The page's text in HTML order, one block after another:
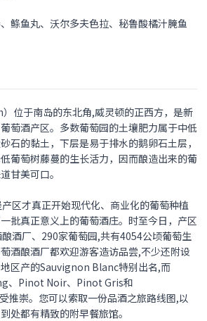
鲦鱼丸、沃尔多夫色拉、秘鲁酸橘汁腌鱼
位于南岛的东北角,威灵顿的正西方，是新
萄酒产区。多数葡萄园的土壤肥力属于中低
石的黏土，下层是易于排水的鹅卵石土层，
葡萄树藤蔓的生长活力，因而酿造出来的葡
甘美可口。
区才真正开始现代化、商业化的葡萄种植
批真正意义上的葡萄酒庄。时至今日，产区
酒厂、290家葡萄园,共有4054公顷葡萄生
酒酿酒厂都欢迎游客造访品尝,不少还附设
区产的Sauvignon Blanc特别出名,而
、Pinot Noir、Pinot Gris和
推崇。您可以索取一份品酒之旅路线图,以
处都有精致的附早餐旅馆。